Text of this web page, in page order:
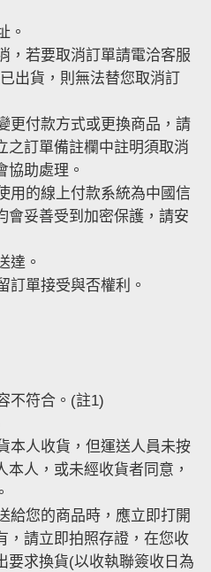
。
，若要取消訂單請電洽客服
出貨，則無法替您取消訂
更付款方式或更換商品，請
之訂單備註欄中註明須取消
協助處理。
用的線上付款系統為中國信
會妥善受到加密保護，請安
達。
訂單接受與否權利。
不符合。(註1)
本人收貨，但運送人員未按
人，或未經收貨者同意，
給您的商品時，應立即打開
，請立即拍照存證，在您收
要求換貨(以收執聯簽收日為